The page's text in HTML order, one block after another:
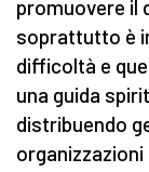
promuovere il
soprattutto è
difficoltà e
una guida
distribuendo